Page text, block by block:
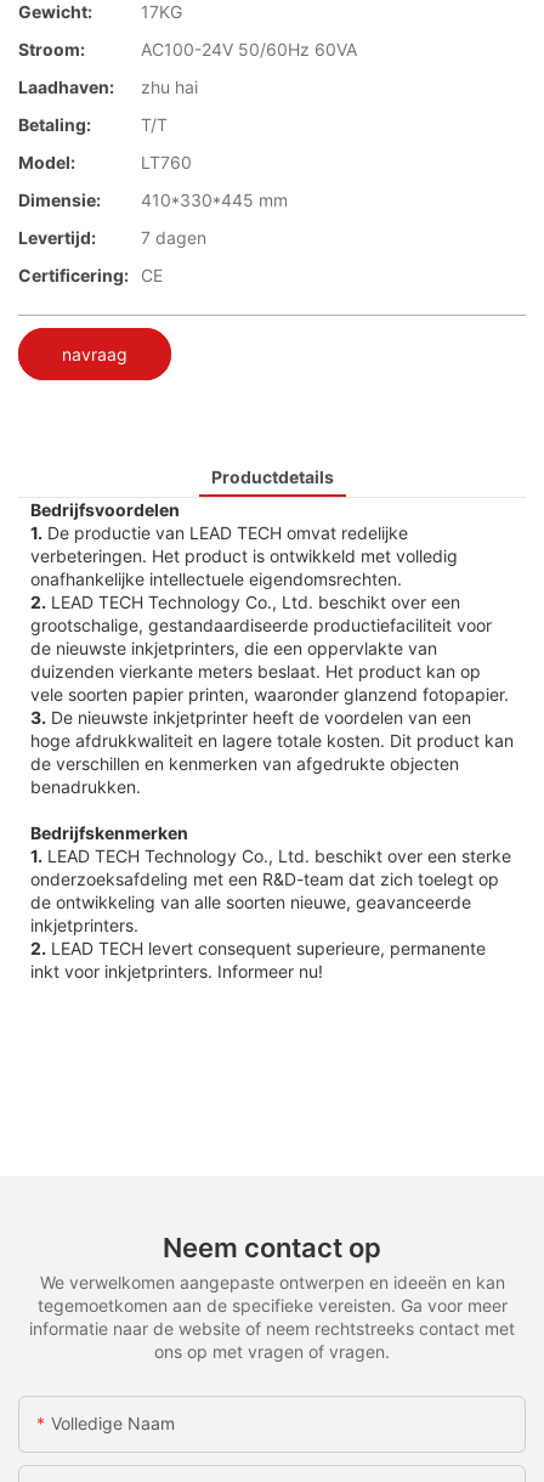
Gewicht:
17KG
Stroom:
AC100-24V 50/60Hz 60VA
Laadhaven:
zhu hai
Betaling:
T/T
Model:
LT760
Dimensie:
410*330*445 mm
Levertijd:
7 dagen
Certificering:
CE
navraag
Productdetails
Bedrijfsvoordelen
1. De productie van LEAD TECH omvat redelijke
verbeteringen. Het product is ontwikkeld met volledig
onafhankelijke intellectuele eigendomsrechten.
2. LEAD TECH Technology Co., Ltd. beschikt over een
grootschalige, gestandaardiseerde productiefaciliteit voor
de nieuwste inkjetprinters, die een oppervlakte van
duizenden vierkante meters beslaat. Het product kan op
vele soorten papier printen, waaronder glanzend fotopapier.
3. De nieuwste inkjetprinter heeft de voordelen van een
hoge afdrukkwaliteit en lagere totale kosten. Dit product kan
de verschillen en kenmerken van afgedrukte objecten
benadrukken.
Bedrijfskenmerken
1. LEAD TECH Technology Co., Ltd. beschikt over een sterke
onderzoeksafdeling met een R&D-team dat zich toelegt op
de ontwikkeling van alle soorten nieuwe, geavanceerde
inkjetprinters.
2. LEAD TECH levert consequent superieure, permanente
inkt voor inkjetprinters. Informeer nu!
Neem contact op
We verwelkomen aangepaste ontwerpen en ideeën en kan
tegemoetkomen aan de specifieke vereisten. Ga voor meer
informatie naar de website of neem rechtstreeks contact met
ons op met vragen of vragen.
Volledige Naam